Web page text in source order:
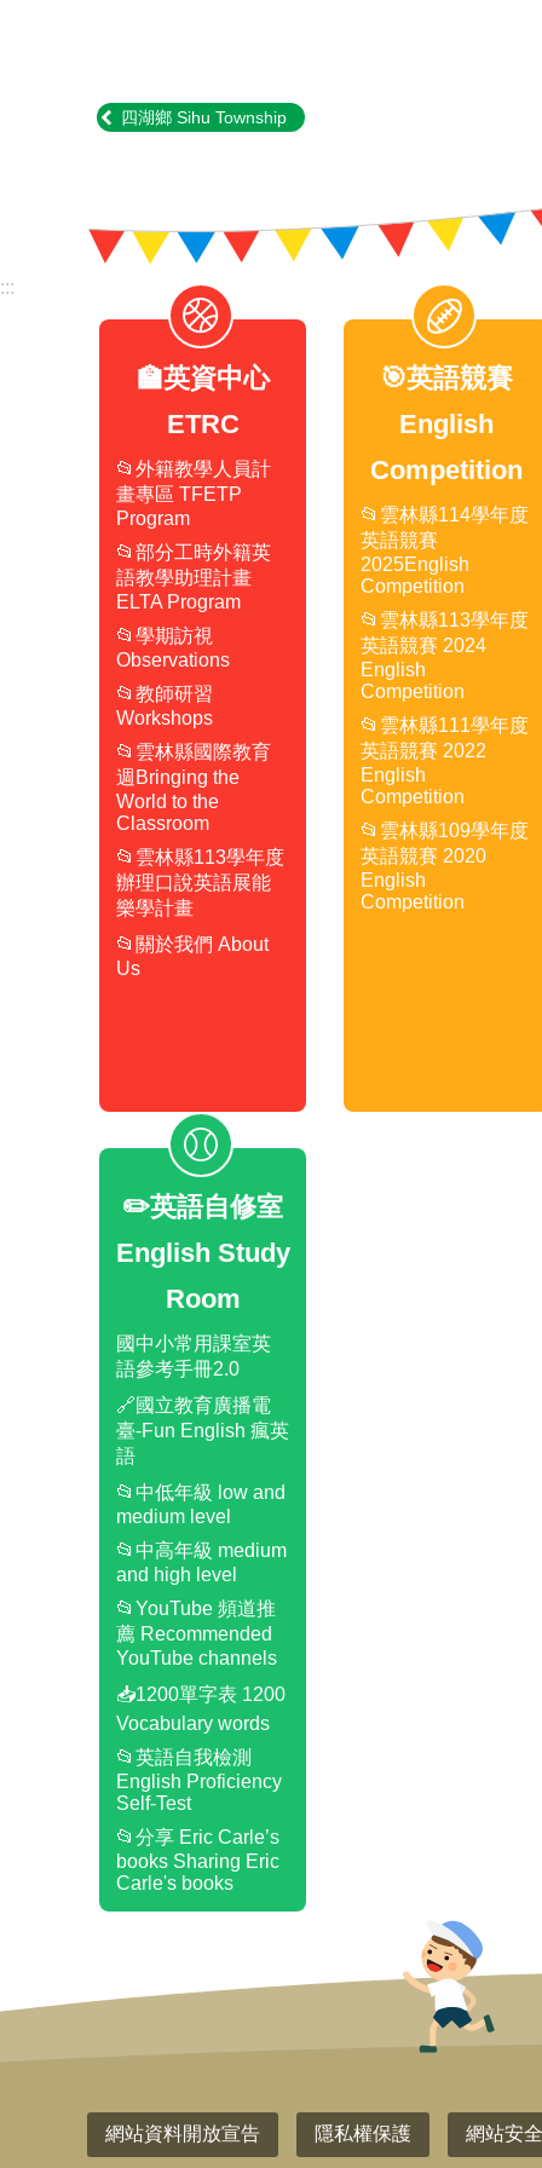
四湖鄉 Sihu Township
:::
🏫英資中心
ETRC
📂外籍教學人員計
畫專區 TFETP
Program
📂部分工時外籍英
語教學助理計畫
ELTA Program
📂學期訪視
Observations
📂教師研習
Workshops
📂雲林縣國際教育
週Bringing the
World to the
Classroom
📂雲林縣113學年度
辦理口說英語展能
樂學計畫
📂關於我們 About
Us
🎯英語競賽
English
Competition
📂雲林縣114學年度
英語競賽
2025English
Competition
📂雲林縣113學年度
英語競賽 2024
English
Competition
📂雲林縣111學年度
英語競賽 2022
English
Competition
📂雲林縣109學年度
英語競賽 2020
English
Competition
✏️英語自修室
English Study
Room
國中小常用課室英
語參考手冊2.0
🔗國立教育廣播電
臺-Fun English 瘋英
語
📂中低年級 low and
medium level
📂中高年級 medium
and high level
📂YouTube 頻道推
薦 Recommended
YouTube channels
📥1200單字表 1200
Vocabulary words
📂英語自我檢測
English Proficiency
Self-Test
📂分享 Eric Carle’s
books Sharing Eric
Carle's books
網站資料開放宣告 隱私權保護 網站安